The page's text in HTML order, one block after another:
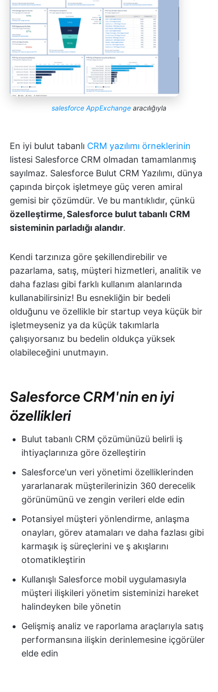
salesforce AppExchange aracılığıyla
En iyi bulut tabanlı CRM yazılımı örneklerinin
listesi Salesforce CRM olmadan tamamlanmış
sayılmaz. Salesforce Bulut CRM Yazılımı, dünya
çapında birçok işletmeye güç veren amiral
gemisi bir çözümdür. Ve bu mantıklıdır, çünkü
özelleştirme, Salesforce bulut tabanlı CRM
sisteminin parladığı alandır.
Kendi tarzınıza göre şekillendirebilir ve
pazarlama, satış, müşteri hizmetleri, analitik ve
daha fazlası gibi farklı kullanım alanlarında
kullanabilirsiniz! Bu esnekliğin bir bedeli
olduğunu ve özellikle bir startup veya küçük bir
işletmeyseniz ya da küçük takımlarla
çalışıyorsanız bu bedelin oldukça yüksek
olabileceğini unutmayın.
Salesforce CRM'nin en iyi
özellikleri
Bulut tabanlı CRM çözümünüzü belirli iş
ihtiyaçlarınıza göre özelleştirin
Salesforce'un veri yönetimi özelliklerinden
yararlanarak müşterilerinizin 360 derecelik
görünümünü ve zengin verileri elde edin
Potansiyel müşteri yönlendirme, anlaşma
onayları, görev atamaları ve daha fazlası gibi
karmaşık iş süreçlerini ve ş akışlarını
otomatikleştirin
Kullanışlı Salesforce mobil uygulamasıyla
müşteri ilişkileri yönetim sisteminizi hareket
halindeyken bile yönetin
Gelişmiş analiz ve raporlama araçlarıyla satış
performansına ilişkin derinlemesine içgörüler
elde edin